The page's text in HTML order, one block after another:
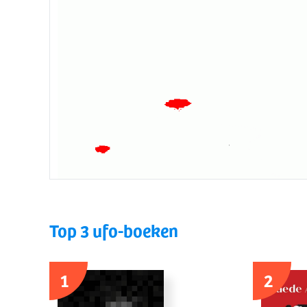
Top 3 ufo-boeken
1
2